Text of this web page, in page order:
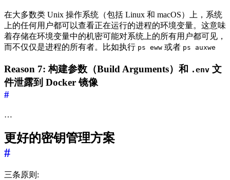
在大多数类 Unix 操作系统（包括 Linux 和 macOS）上，系统
上的任何用户都可以查看正在运行的进程的环境变量。这意味
着存储在环境变量中的机密可能对系统上的所有用户都可见，
而不仅仅是进程的所有者。比如执行 ps eww 或者 ps auxwe
Reason 7: 构建参数（Build Arguments）和 .env 文
件泄露到 Docker 镜像
#
…
更好的密钥管理方案
#
三条原则: